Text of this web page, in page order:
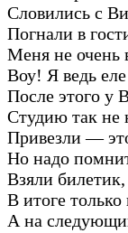
Словились с
Погнали в
Меня не очень
Воу! Я ведь
После этого у
Студию так не
Привезли —
Но надо
Взяли
В итоге
А на